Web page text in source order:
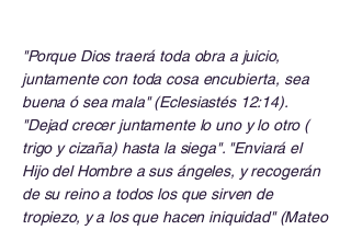
"Porque Dios traerá toda obra a juicio,
juntamente con toda cosa encubierta, sea
buena ó sea mala" (Eclesiastés 12:14).
"Dejad crecer juntamente lo uno y lo otro (
trigo y cizaña) hasta la siega". "Enviará el
Hijo del Hombre a sus ángeles, y recogerán
de su reino a todos los que sirven de
tropiezo, y a los que hacen iniquidad" (Mateo